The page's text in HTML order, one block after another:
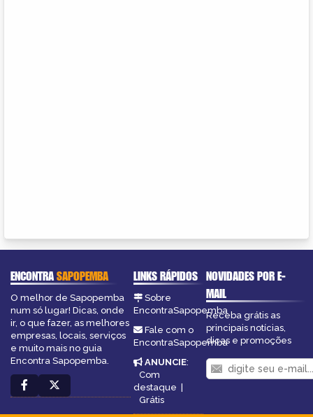
ENCONTRASAPOPEMBA
O melhor de Sapopemba
num só lugar! Dicas, onde
ir, o que fazer, as melhores
empresas, locais, serviços
e muito mais no guia
Encontra Sapopemba.
LINKS RÁPIDOS
Sobre
EncontraSapopemba
Fale com o
EncontraSapopemba
ANUNCIE:
Com
destaque |
Grátis
NOVIDADES POR E-
MAIL
Receba grátis as
principais notícias,
dicas e promoções